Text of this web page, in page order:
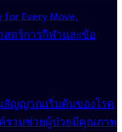
Every Move,
สตร์การกีฬาและข้อ
นสัญญาณเริ่มต้นของโรค
รวมช่วยผู้ป่วยมีคุณภาพ